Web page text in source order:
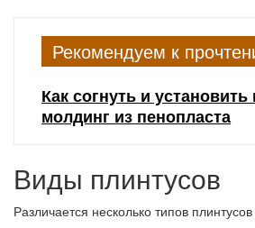
Рекомендуем к
Как согнуть и
молдинг из пенопласта
Виды плинтусов
Различается несколько типов плинтусов